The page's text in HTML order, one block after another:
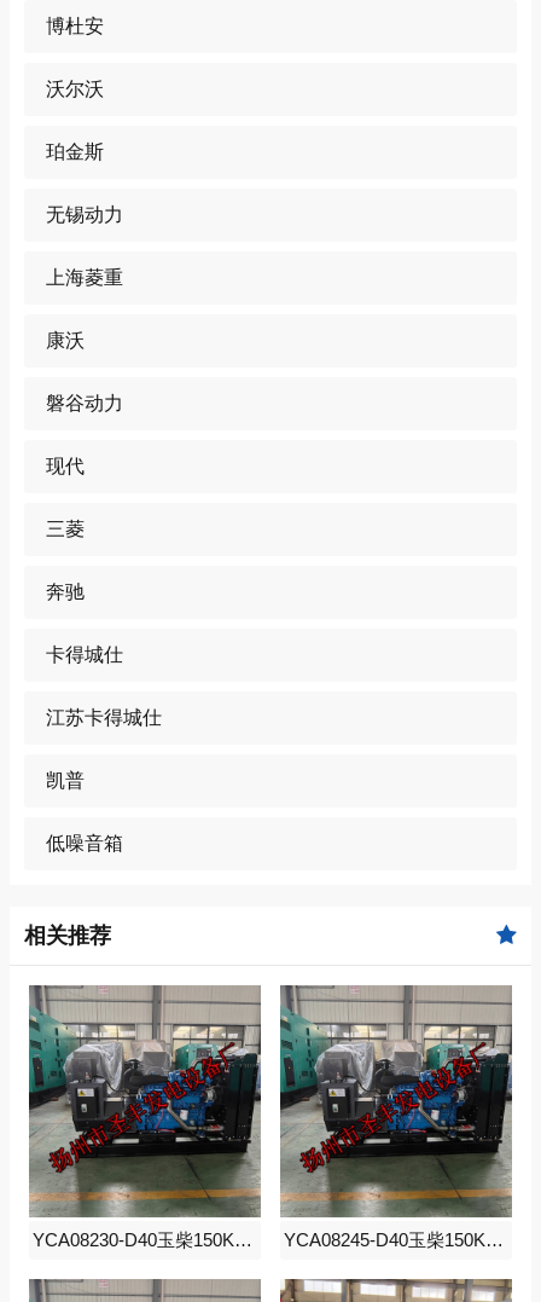
博杜安
沃尔沃
珀金斯
无锡动力
上海菱重
康沃
磐谷动力
现代
三菱
奔驰
卡得城仕
江苏卡得城仕
凯普
低噪音箱
相关推荐
YCA08230-D40玉柴150KW柴油发电机组 YCA08245-D40玉柴150KW柴油发电机组